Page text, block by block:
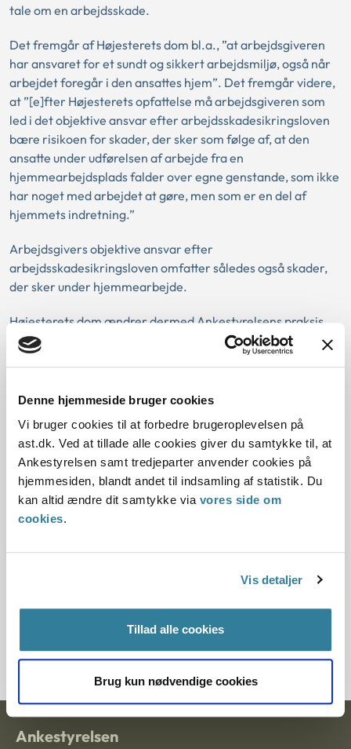
Denne hjemmeside bruger cookies
Vi bruger cookies til at forbedre brugeroplevelsen på
ast.dk. Ved at tillade alle cookies giver du samtykke til, at
Ankestyrelsen samt tredjeparter anvender cookies på
hjemmesiden, blandt andet til indsamling af statistik. Du
kan altid ændre dit samtykke via vores side om
cookies.
Vis detaljer
Tillad alle cookies
Brug kun nødvendige cookies
tale om en arbejdsskade.
Det fremgår af Højesterets dom bl.a., ”at arbejdsgiveren
har ansvaret for et sundt og sikkert arbejdsmiljø, også når
arbejdet foregår i den ansattes hjem”. Det fremgår videre,
at ”[e]fter Højesterets opfattelse må arbejdsgiveren som
led i det objektive ansvar efter arbejdsskadesikringsloven
bære risikoen for skader, der sker som følge af, at den
ansatte under udførelsen af arbejde fra en
hjemmearbejdsplads falder over egne genstande, som ikke
har noget med arbejdet at gøre, men som er en del af
hjemmets indretning.”
Arbejdsgivers objektive ansvar efter
arbejdsskadesikringsloven omfatter således også skader,
der sker under hjemmearbejde.
Højesterets dom ændrer dermed Ankestyrelsens praksis.
Det har umiddelbart den konsekvens, at Ankestyrelsens
Ankestyrelsen vil foretage en nærmere analyse af
dommens konsekvenser, både hvad angår spørgsmålet om
genoptagelse af tidligere afgjorte sager samt spørgsmålet
om, hvorvidt de øvrige principmeddelelser omhandlende
hjemmearbejde kan opretholdes.
Der vil blive udsendt en opfølgende nyhed om resultatet af
Tilmeld dig nyhedsbrev
Ankestyrelsen